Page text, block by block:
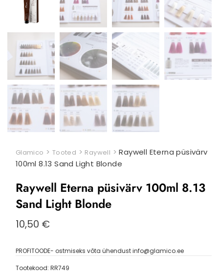
Glamico > Tooted > Raywell >Raywell Eterna püsivärv
100ml 8.13 Sand Light Blonde
Raywell Eterna püsivärv 100ml 8.13
Sand Light Blonde
10,50 €
PROFITOODE- ostmiseks võta ühendust info@glamico.ee
Tootekood: RR749